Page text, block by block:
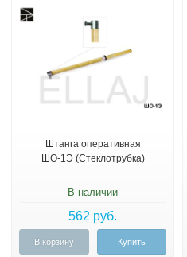
Штанга оперативная
ШО-1Э (Стеклотрубка)
В наличии
562 руб.
В корзину Купить